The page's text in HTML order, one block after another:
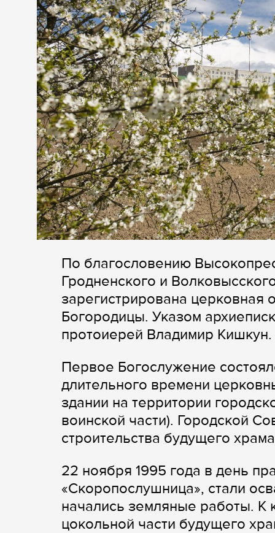
По благословению
Гродненского и
зарегистрирована
Богородицы. Указом
протоиерей Владимир Кишкун.
Первое Богослужение
длительного времени
здании на территории
воинской части). Городской
строительства будущего
22 ноября 1995 года в день
«Скоропослушница», стали
начались земляные работы. К
цокольной части будущего